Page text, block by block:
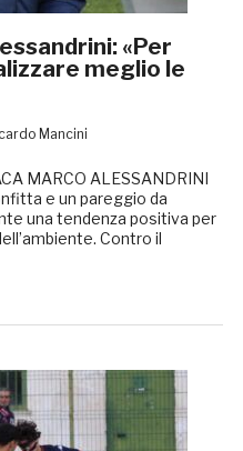
«Per
meglio le
Mancini
MARCO ALESSANDRINI
e un pareggio da
una tendenza positiva per
Contro il